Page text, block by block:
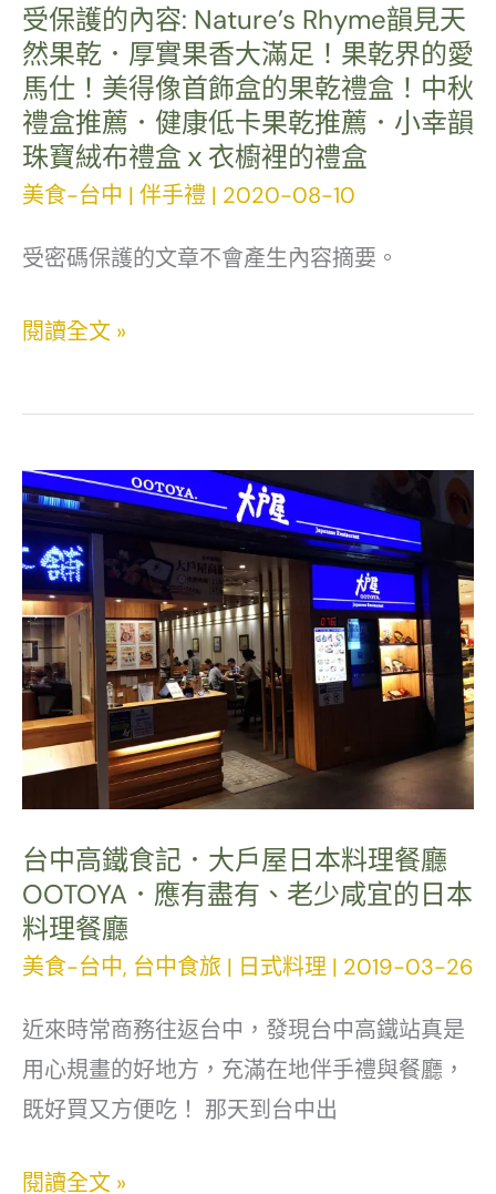
絕
美
蔦
屋
書
中
的
食．
完
整
菜
單．
台
中
美
受保護的內容: Nature’s Rhyme韻見天
然果乾．厚實果香大滿足！果乾界的愛
馬仕！美得像首飾盒的果乾禮盒！中秋
禮盒推薦．健康低卡果乾推薦．小幸韻
珠寶絨布禮盒ｘ衣櫥裡的禮盒
美食-台中 | 伴手禮 | 2020-08-10
受密碼保護的文章不會產生內容摘要。
受
護
內
容:
Nature’s
Rhyme
韻
見
天
然
果
乾．
厚
實
果
大
滿
足！
果
閱讀全文 »
台中高鐵食記．大戶屋日本料理餐廳
OOTOYA．應有盡有、老少咸宜的日本
料理餐廳
美食-台中, 台中食旅 | 日式料理 | 2019-03-26
近來時常商務往返台中，發現台中高鐵站真是
用心規畫的好地方，充滿在地伴手禮與餐廳，
既好買又方便吃！ 那天到台中出
台
閱讀全文 »